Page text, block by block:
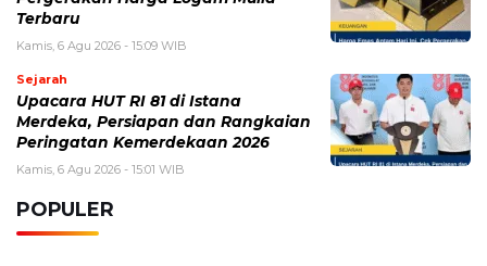
Terbaru
Kamis, 6 Agu 2026 - 15:09 WIB
Sejarah
Upacara HUT RI 81 di Istana
Merdeka, Persiapan dan Rangkaian
Peringatan Kemerdekaan 2026
Kamis, 6 Agu 2026 - 15:01 WIB
POPULER